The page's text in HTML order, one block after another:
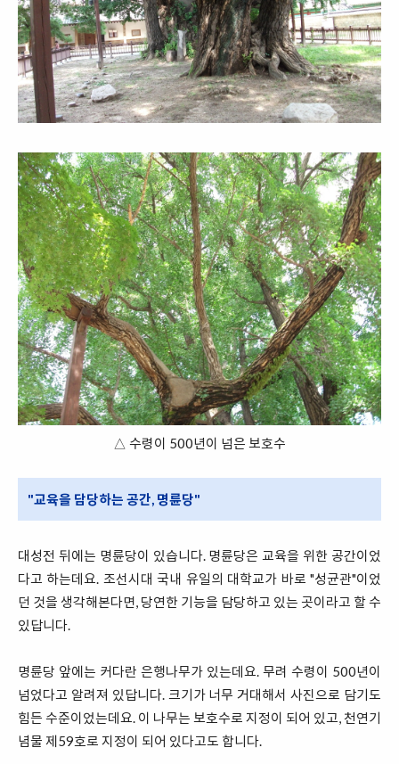
△ 수령이 500년이 넘은 보호수
"교육을 담당하는 공간, 명륜당"
대성전 뒤에는 명륜당이 있습니다. 명륜당은 교육을 위한 공간이었
다고 하는데요. 조선시대 국내 유일의 대학교가 바로 "성균관"이었
던 것을 생각해본다면, 당연한 기능을 담당하고 있는 곳이라고 할 수
있답니다.
명륜당 앞에는 커다란 은행나무가 있는데요. 무려 수령이 500년이
넘었다고 알려져 있답니다. 크기가 너무 거대해서 사진으로 담기도
힘든 수준이었는데요. 이 나무는 보호수로 지정이 되어 있고, 천연기
념물 제59호로 지정이 되어 있다고도 합니다.